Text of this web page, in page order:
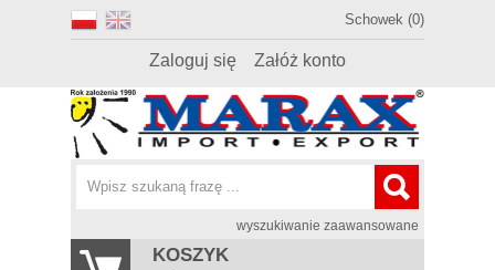
Schowek (0)
Zaloguj się Załóż konto
wyszukiwanie zaawansowane
KOSZYK